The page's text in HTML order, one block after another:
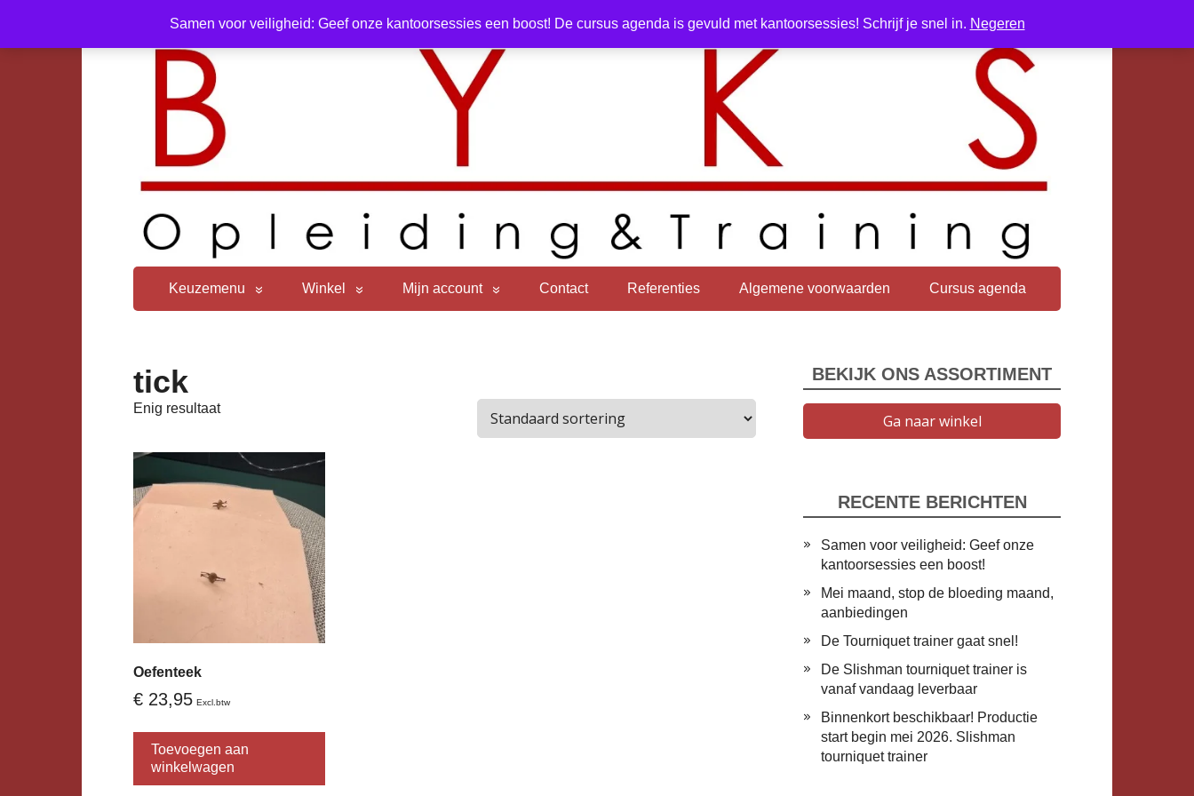
Samen voor veiligheid: Geef onze kantoorsessies een boost! De cursus agenda is gevuld met kantoorsessies! Schrijf je snel in. Negeren
Keuzemenu Winkel Mijn account Contact Referenties Algemene voorwaarden Cursus agenda
tick
Enig resultaat
Oefenteek
€ 23,95 Excl.btw
Toevoegen aan
winkelwagen
BEKIJK ONS ASSORTIMENT
Ga naar winkel
RECENTE BERICHTEN
Samen voor veiligheid: Geef onze
kantoorsessies een boost!
Mei maand, stop de bloeding maand,
aanbiedingen
De Tourniquet trainer gaat snel!
De Slishman tourniquet trainer is
vanaf vandaag leverbaar
​Binnenkort beschikbaar! Productie
start begin mei 2026. Slishman
tourniquet trainer